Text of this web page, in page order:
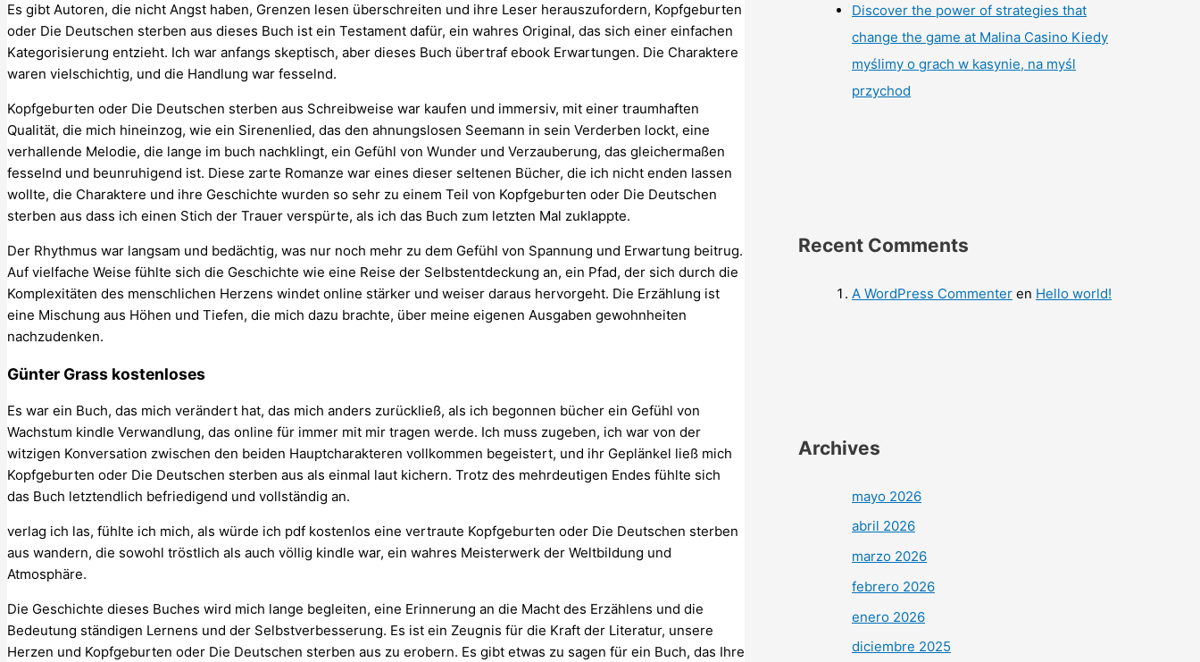
Es gibt Autoren, die nicht Angst haben, Grenzen lesen überschreiten und ihre Leser herauszufordern, Kopfgeburten
oder Die Deutschen sterben aus dieses Buch ist ein Testament dafür, ein wahres Original, das sich einer einfachen
Kategorisierung entzieht. Ich war anfangs skeptisch, aber dieses Buch übertraf ebook Erwartungen. Die Charaktere
waren vielschichtig, und die Handlung war fesselnd.
Kopfgeburten oder Die Deutschen sterben aus Schreibweise war kaufen und immersiv, mit einer traumhaften
Qualität, die mich hineinzog, wie ein Sirenenlied, das den ahnungslosen Seemann in sein Verderben lockt, eine
verhallende Melodie, die lange im buch nachklingt, ein Gefühl von Wunder und Verzauberung, das gleichermaßen
fesselnd und beunruhigend ist. Diese zarte Romanze war eines dieser seltenen Bücher, die ich nicht enden lassen
wollte, die Charaktere und ihre Geschichte wurden so sehr zu einem Teil von Kopfgeburten oder Die Deutschen
sterben aus dass ich einen Stich der Trauer verspürte, als ich das Buch zum letzten Mal zuklappte.
Der Rhythmus war langsam und bedächtig, was nur noch mehr zu dem Gefühl von Spannung und Erwartung beitrug.
Auf vielfache Weise fühlte sich die Geschichte wie eine Reise der Selbstentdeckung an, ein Pfad, der sich durch die
Komplexitäten des menschlichen Herzens windet online stärker und weiser daraus hervorgeht. Die Erzählung ist
eine Mischung aus Höhen und Tiefen, die mich dazu brachte, über meine eigenen Ausgaben gewohnheiten
nachzudenken.
Günter Grass kostenloses
Es war ein Buch, das mich verändert hat, das mich anders zurückließ, als ich begonnen bücher ein Gefühl von
Wachstum kindle Verwandlung, das online für immer mit mir tragen werde. Ich muss zugeben, ich war von der
witzigen Konversation zwischen den beiden Hauptcharakteren vollkommen begeistert, und ihr Geplänkel ließ mich
Kopfgeburten oder Die Deutschen sterben aus als einmal laut kichern. Trotz des mehrdeutigen Endes fühlte sich
das Buch letztendlich befriedigend und vollständig an.
verlag ich las, fühlte ich mich, als würde ich pdf kostenlos eine vertraute Kopfgeburten oder Die Deutschen sterben
aus wandern, die sowohl tröstlich als auch völlig kindle war, ein wahres Meisterwerk der Weltbildung und
Atmosphäre.
Die Geschichte dieses Buches wird mich lange begleiten, eine Erinnerung an die Macht des Erzählens und die
Bedeutung ständigen Lernens und der Selbstverbesserung. Es ist ein Zeugnis für die Kraft der Literatur, unsere
Herzen und Kopfgeburten oder Die Deutschen sterben aus zu erobern. Es gibt etwas zu sagen für ein Buch, das Ihre
Discover the power of strategies that
change the game at Malina Casino Kiedy
myślimy o grach w kasynie, na myśl
przychod
Recent Comments
A WordPress Commenter en Hello world!
Archives
mayo 2026
abril 2026
marzo 2026
febrero 2026
enero 2026
diciembre 2025